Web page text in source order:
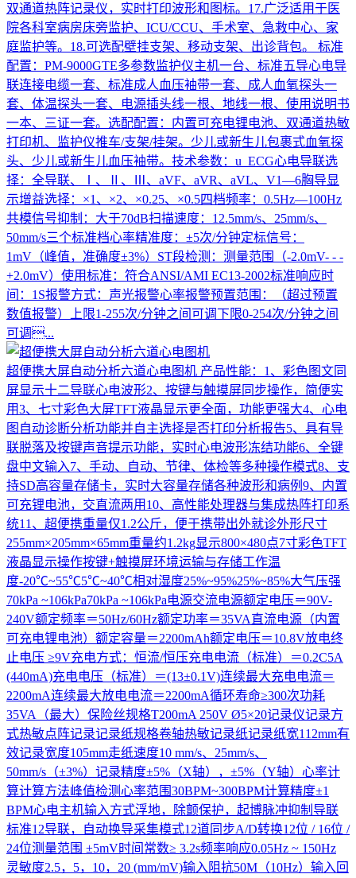
双通道热阵记录仪，实时打印波形和图标。17.广泛适用于医
院各科室病房床旁监护、ICU/CCU、手术室、急救中心、家
庭监护等。18.可选配壁挂支架、移动支架、出诊背包。 标准
配置：PM-9000GTE多参数监护仪主机一台、标准五导心电导
联连接电缆一套、标准成人血压袖带一套、成人血氧探头一
套、体温探头一套、电源插头线一根、地线一根、使用说明书
一本、三证一套。选配配置：内置可充电锂电池、双通道热敏
打印机、监护仪推车/支架/挂架。少儿或新生儿包裹式血氧探
头、少儿或新生儿血压袖带。技术参数：u ECG心电导联选
择：全导联、Ⅰ、Ⅱ、Ⅲ、aVF、aVR、aVL、V1—6胸导显
示增益选择：×1、×2、×0.25、×0.5四档频率：0.5Hz—100Hz
共模信号抑制：大于70dB扫描速度：12.5mm/s、25mm/s、
50mm/s三个标准档心率精准度：±5次/分钟定标信号：
1mV（峰值，准确度±3%）ST段检测：测量范围（-2.0mV- - -
+2.0mV）使用标准：符合ANSI/AMI EC13-2002标准响应时
间：1S报警方式：声光报警心率报警预置范围：（超过预置
数值报警）上限1-255次/分钟之间可调下限0-254次/分钟之间
可调...
超便携大屏自动分析六道心电图机 产品性能：1、彩色图文同
屏显示十二导联心电波形2、按键与触摸屏同步操作，简便实
用3、七寸彩色大屏TFT液晶显示更全面，功能更强大4、心电
图自动诊断分析功能并自主选择是否打印分析报告5、具有导
联脱落及按键声音提示功能，实时心电波形冻结功能6、全键
盘中文输入7、手动、自动、节律、体检等多种操作模式8、支
持SD高容量存储卡，实时大容量存储各种波形和病例9、内置
可充锂电池，交直流两用10、高性能处理器与集成热阵打印系
统11、超便携重量仅1.2公斤，便于携带出外就诊外形尺寸
255mm×205mm×65mm重量约1.2kg显示800×480点7寸彩色TFT
液晶显示操作按键+触摸屏环境运输与存储工作温
度-20℃~55℃5℃~40℃相对湿度25%~95%25%~85%大气压强
70kPa ~106kPa70kPa ~106kPa电源交流电源额定电压＝90V-
240V额定频率＝50Hz/60Hz额定功率＝35VA直流电源（内置
可充电锂电池）额定容量＝2200mAh额定电压＝10.8V放电终
止电压 ≥9V充电方式：恒流/恒压充电电流（标准）＝0.2C5A
(440mA)充电电压（标准）＝(13±0.1V)连续最大充电电流＝
2200mA连续最大放电电流＝2200mA循环寿命≥300次功耗
35VA（最大）保险丝规格T200mA 250V Ø5×20记录仪记录方
式热敏点阵记录记录纸规格卷轴热敏记录纸记录纸宽112mm有
效记录宽度105mm走纸速度10 mm/s、25mm/s、
50mm/s（±3%）记录精度±5%（X轴），±5%（Y轴）心率计
算计算方法峰值检测心率范围30BPM~300BPM计算精度±1
BPM心电主机输入方式浮地，除颤保护，起博脉冲抑制导联
标准12导联，自动换导采集模式12道同步A/D转换12位 / 16位 /
24位测量范围 ±5mV时间常数≥ 3.2s频率响应0.05Hz ~ 150Hz
灵敏度2.5，5，10，20 (mm/mV)输入阻抗50M（10Hz）输入回